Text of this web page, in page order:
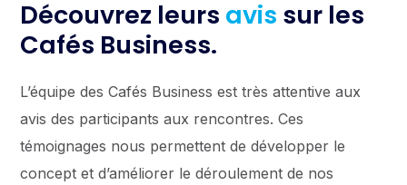
Découvrez leurs avis sur les
Cafés Business.
L’équipe des Cafés Business est très attentive aux
avis des participants aux rencontres. Ces
témoignages nous permettent de développer le
concept et d’améliorer le déroulement de nos